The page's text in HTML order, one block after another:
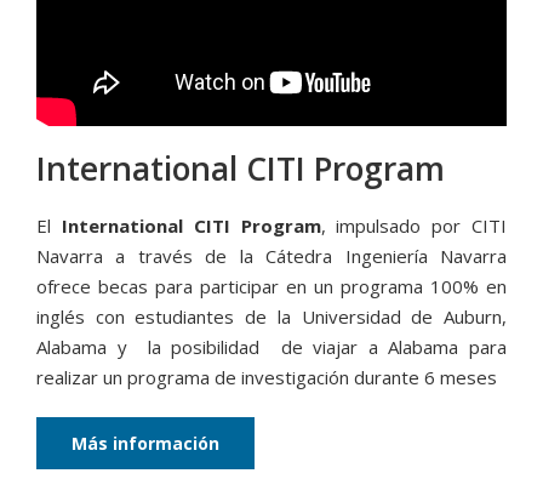
International CITI Program
El International CITI Program, impulsado por CITI
Navarra a través de la Cátedra Ingeniería Navarra
ofrece becas para participar en un programa 100% en
inglés con estudiantes de la Universidad de Auburn,
Alabama y la posibilidad de viajar a Alabama para
realizar un programa de investigación durante 6 meses
Más información